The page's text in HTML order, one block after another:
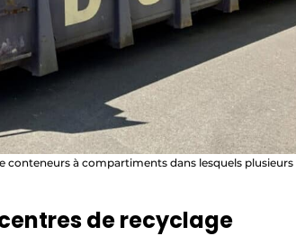
conteneurs à compartiments dans lesquels
de recyclage